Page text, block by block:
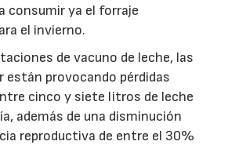
consumir ya el forraje
el invierno.
de vacuno de leche, las
están provocando pérdidas
cinco y siete litros de leche
además de una disminución
reproductiva de entre el 30%